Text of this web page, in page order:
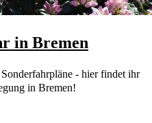
in Bremen
- hier findet ihr
in Bremen!